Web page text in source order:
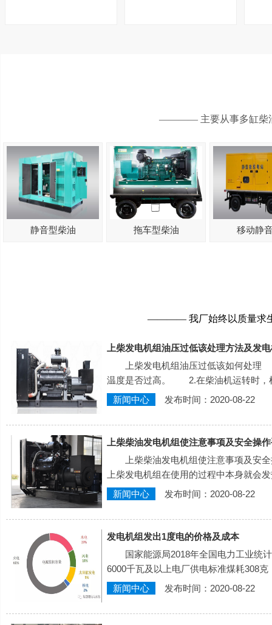
———— 主要从事多缸柴
静音型柴油 拖车型柴油 移动静
———— 我厂始终以质量求
上柴发电机组油压过低该处理方法及发
上柴发电机组油压过低该如何处理
温度是否过高。 2.在柴油机运转时，
新闻中心
发布时间：2020-08-22
上柴柴油发电机组使注意事项及安全操
上柴柴油发电机组使注意事项及安
上柴发电机组在使用的过程中本身就会
新闻中心
发布时间：2020-08-22
发电机组发出1度电的价格及成本
国家能源局2018年全国电力工业统计
6000千瓦及以上电厂供电标准煤耗308
新闻中心
发布时间：2020-08-22